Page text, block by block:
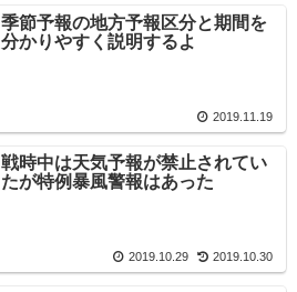
季節予報の地方予報区分と期間を
分かりやすく説明するよ
2019.11.19
戦時中は天気予報が禁止されてい
たが特例暴風警報はあった
2019.10.29 2019.10.30